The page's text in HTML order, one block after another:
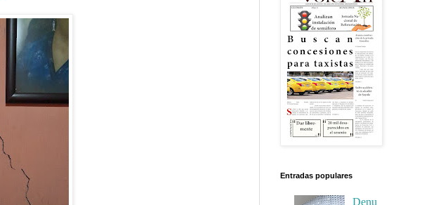
Entradas populares
Denu